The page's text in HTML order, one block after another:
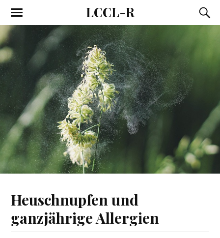
LCCL-R
Heuschnupfen und
ganzjährige Allergien